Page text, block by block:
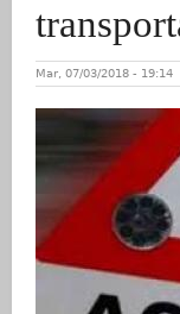
Mar, 07/03/2018 - 19:14